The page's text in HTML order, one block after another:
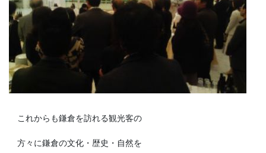
これからも鎌倉を訪れる観光客の
方々に鎌倉の文化・歴史・自然を